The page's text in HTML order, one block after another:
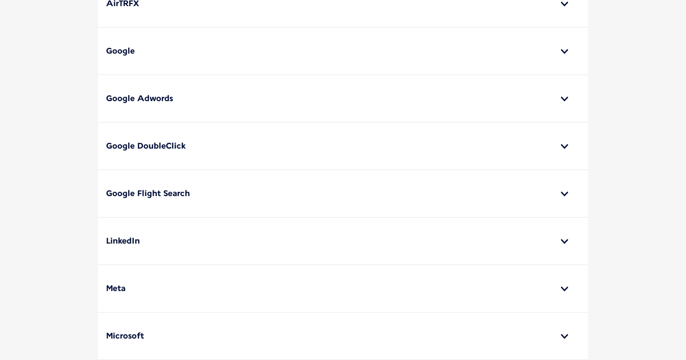
AirTRFX
Google
Google Adwords
Google DoubleClick
Google Flight Search
LinkedIn
Meta
Microsoft